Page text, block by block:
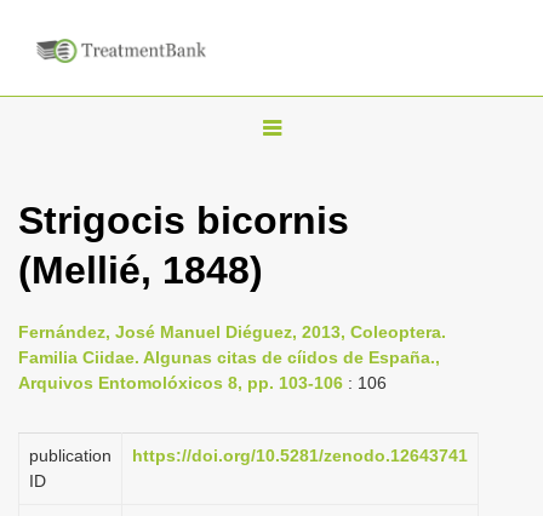
T
g
n
a
v
i
g
Strigocis bicornis
(Mellié, 1848)
Fernández, José Manuel Diéguez, 2013, Coleoptera.
Familia Ciidae. Algunas citas de cíidos de España.,
Arquivos Entomolóxicos 8, pp. 103-106 : 106
publication
ID
https://doi.org/10.5281/zenodo.12643741